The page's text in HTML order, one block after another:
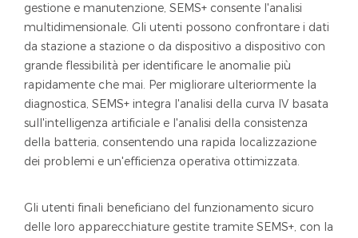
gestione e manutenzione, SEMS+ consente l'analisi
multidimensionale. Gli utenti possono confrontare i dati
da stazione a stazione o da dispositivo a dispositivo con
grande flessibilità per identificare le anomalie più
rapidamente che mai. Per migliorare ulteriormente la
diagnostica, SEMS+ integra l'analisi della curva IV basata
sull'intelligenza artificiale e l'analisi della consistenza
della batteria, consentendo una rapida localizzazione
dei problemi e un'efficienza operativa ottimizzata.
Gli utenti finali beneficiano del funzionamento sicuro
delle loro apparecchiature gestite tramite SEMS+, con la